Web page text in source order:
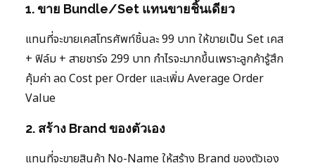
1. ขาย Bundle/Set แทนขายชิ้นเดียว
แทนที่จะขายเคสโทรศัพท์ชิ้นละ 99 บาท ให้ขายเป็น Set เคส
+ ฟิล์ม + สายชาร์จ 299 บาท กำไรจะมากขึ้นเพราะลูกค้ารู้สึก
คุ้มค่า ลด Cost per Order และเพิ่ม Average Order
Value
2. สร้าง Brand ของตัวเอง
แทนที่จะขายสินค้า No-Name ให้สร้าง Brand ของตัวเอง